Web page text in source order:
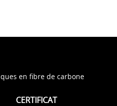
en fibre de carbone
CERTIFICAT